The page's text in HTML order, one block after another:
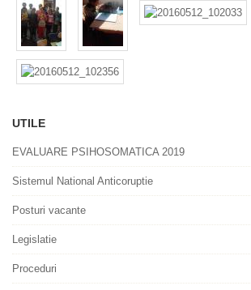
UTILE
EVALUARE PSIHOSOMATICA 2019
Sistemul National Anticoruptie
Posturi vacante
Legislatie
Proceduri